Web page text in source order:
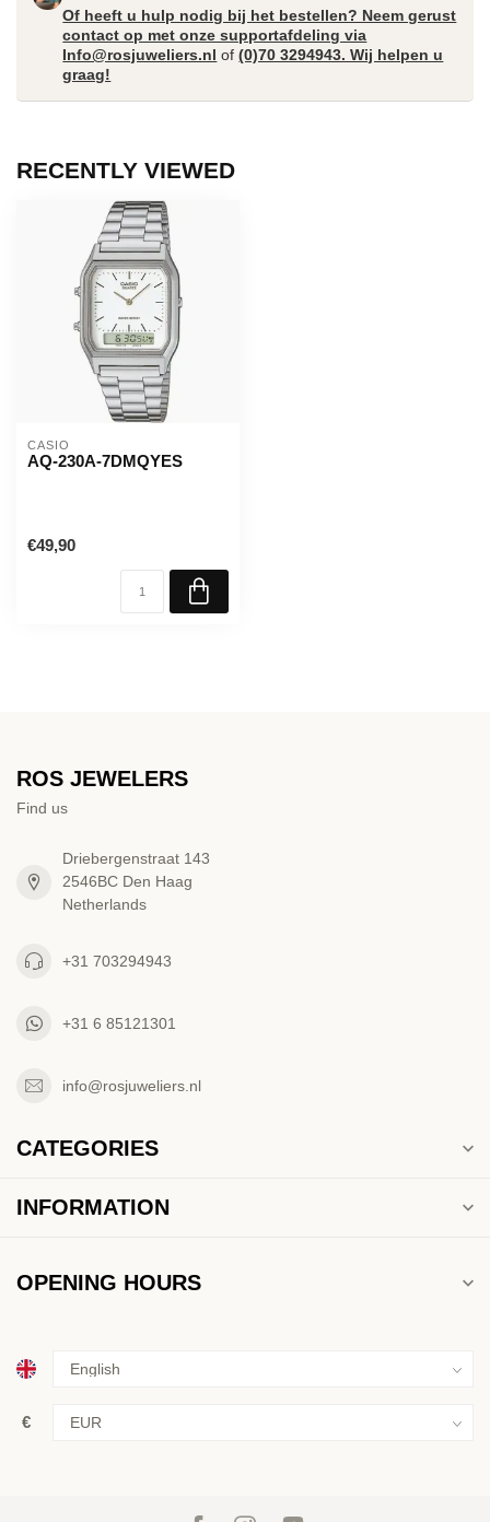
Of heeft u hulp nodig bij het bestellen? Neem gerust
contact op met onze supportafdeling via
Info@rosjuweliers.nl of(0)70 3294943. Wij helpen u
graag!
RECENTLY VIEWED
CASIO
AQ-230A-7DMQYES
€49,90
ROS JEWELERS
Find us
Driebergenstraat 143
2546BC Den Haag
Netherlands
+31 703294943
+31 6 85121301
info@rosjuweliers.nl
CATEGORIES
INFORMATION
OPENING HOURS
€